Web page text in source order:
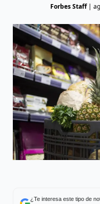
Forbes Staff|
¿Te interesa este tipo de